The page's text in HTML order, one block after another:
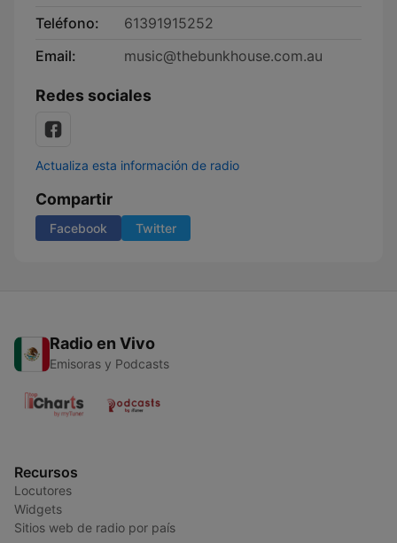
Teléfono:
61391915252
Email:
music@thebunkhouse.com.au
Redes sociales
Actualiza esta información de radio
Compartir
Facebook Twitter
Radio en Vivo
Emisoras y Podcasts
Recursos
Locutores
Widgets
Sitios web de radio por país